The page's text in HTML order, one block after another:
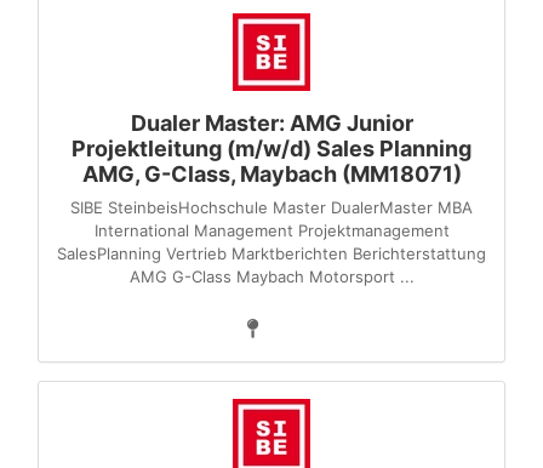
Dualer Master: AMG Junior
Projektleitung (m/w/d) Sales Planning
AMG, G-Class, Maybach (MM18071)
SIBE SteinbeisHochschule Master DualerMaster MBA
International Management Projektmanagement
SalesPlanning Vertrieb Marktberichten Berichterstattung
AMG G-Class Maybach Motorsport ...